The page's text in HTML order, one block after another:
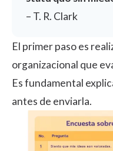
– T. R. Clark
El primer paso es
organizacional que
Es fundamental
antes de enviarla.